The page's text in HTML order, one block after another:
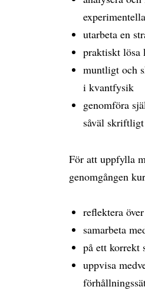
utarbeta en
praktiskt
muntligt och
i kvantfysik
genomföra
såväl
För att uppfylla
genomgången
reflektera
samarbeta
på ett korrekt
uppvisa